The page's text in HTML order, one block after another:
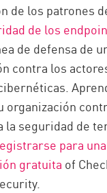
de los patrones
de los
de defensa de
contra los
organización
la seguridad de
para una
gratuita of